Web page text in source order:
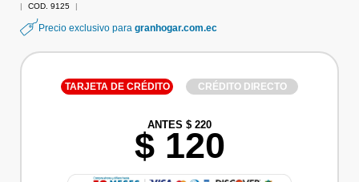
COD. 9125
Precio exclusivo para granhogar.com.ec
TARJETA DE CRÉDITO CRÉDITO DIRECTO
ANTES $ 220
$ 120